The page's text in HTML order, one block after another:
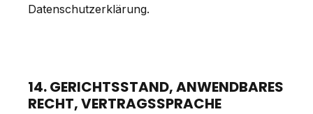
Datenschutzerklärung.
14. GERICHTSSTAND, ANWENDBARES
RECHT, VERTRAGSSPRACHE